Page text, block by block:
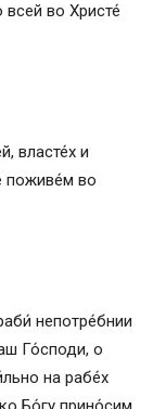
во Христе́
власте́х и
поживе́м во
непотре́бнии
Го́споди, о
на рабе́х